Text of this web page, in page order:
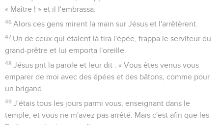
« Maître ! » et il l'embrassa.
46 Alors ces gens mirent la main sur Jésus et l'arrêtèrent.
47 Un de ceux qui étaient là tira l'épée, frappa le serviteur du
grand-prêtre et lui emporta l'oreille.
48 Jésus prit la parole et leur dit : « Vous êtes venus vous
emparer de moi avec des épées et des bâtons, comme pour
un brigand.
49 J'étais tous les jours parmi vous, enseignant dans le
temple, et vous ne m'avez pas arrêté. Mais c'est afin que les